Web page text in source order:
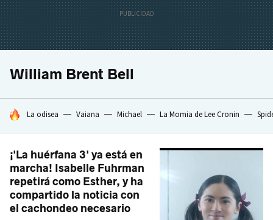
William Brent Bell
HOY SE HABLA DE
La odisea Vaiana Michael La Momia de Lee Cronin
¡'La huérfana 3' ya está en
marcha! Isabelle Fuhrman
repetirá como Esther, y ha
compartido la noticia con
el cachondeo necesario